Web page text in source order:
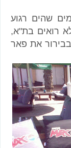
שהים רגוע
רואים בת"א,
את פאר